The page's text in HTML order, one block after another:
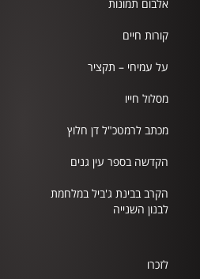
אלבום תמונות
קורות חיים
על עמיחי – תקציר
מסלול חייו
מכתב לרמטכ"ל דן חלוץ
הקדשה בספר עין גנים
הקרב בבינת ג'ביל במלחמת
לבנון השנייה
לזכרו